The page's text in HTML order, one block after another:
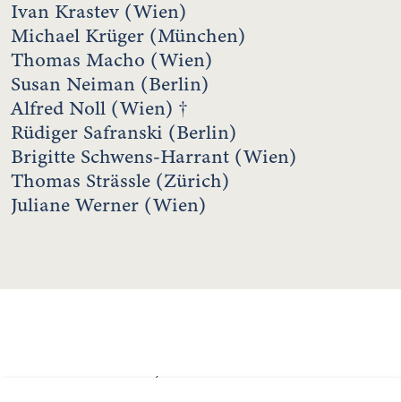
Ivan Krastev (Wien)
Michael Krüger (München)
Thomas Macho (Wien)
Susan Neiman (Berlin)
Alfred Noll (Wien) †
Rüdiger Safranski (Berlin)
Brigitte Schwens-Harrant (Wien)
Thomas Strässle (Zürich)
Juliane Werner (Wien)
INTERNATIONALE JEAN AMÉRY-GESELLSCHAFT